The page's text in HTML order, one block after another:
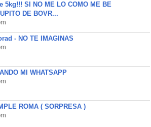
5kg!!! SI NO ME LO COMO ME BE
DE BOVR...
- NO TE IMAGINAS
MI WHATSAPP
ROMA ( SORPRESA )